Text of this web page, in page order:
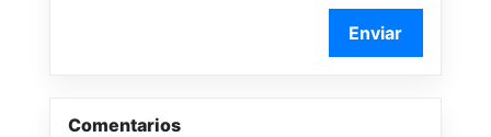
Enviar
Comentarios